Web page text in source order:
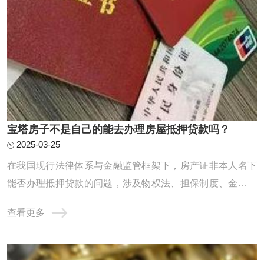
宝塔房子不是自己的能去办理房屋抵押贷款吗？
2025-03-25
在我国现行法律体系与金融监管框架下，房产证非本人名下
能否办理抵押贷款的问题，涉及物权法、担保制度、金融合
作实务、风险识别四个层面展开深度解析，力求为读者呈现
一幅兼具专业性与实用性的全景图。一、制度基础：物权归
属与抵押权的法律边界《民法典》第394条明 ...
查看更多